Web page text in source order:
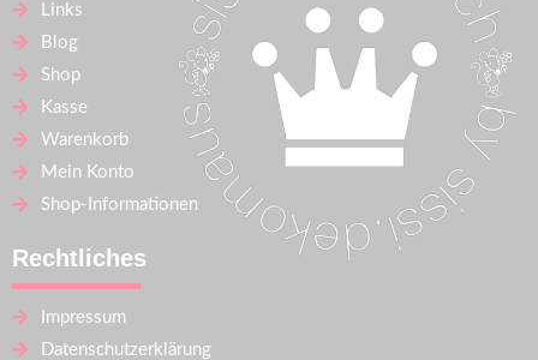
Links
Blog
Shop
Kasse
Warenkorb
Mein Konto
Shop-Informationen
Rechtliches
Impressum
Datenschutzerklärung